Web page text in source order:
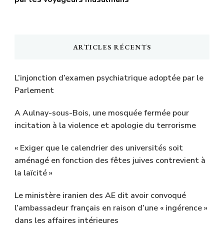
ARTICLES RÉCENTS
L’injonction d’examen psychiatrique adoptée par le
Parlement
A Aulnay-sous-Bois, une mosquée fermée pour
incitation à la violence et apologie du terrorisme
« Exiger que le calendrier des universités soit
aménagé en fonction des fêtes juives contrevient à
la laïcité »
Le ministère iranien des AE dit avoir convoqué
l’ambassadeur français en raison d’une « ingérence »
dans les affaires intérieures